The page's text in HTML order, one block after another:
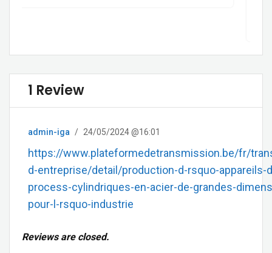
1 Review
admin-iga / 24/05/2024 @16:01
https://www.plateformedetransmission.be/fr/
d-entreprise/detail/production-d-rsquo-appareils-
process-cylindriques-en-acier-de-grandes-
pour-l-rsquo-industrie
Reviews are closed.